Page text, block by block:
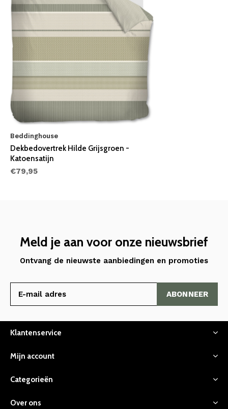
Beddinghouse
Dekbedovertrek Hilde Grijsgroen -
Katoensatijn
€79,95
Meld je aan voor onze nieuwsbrief
Ontvang de nieuwste aanbiedingen en promoties
ABONNEER
Klantenservice
Mijn account
Categorieën
Over ons